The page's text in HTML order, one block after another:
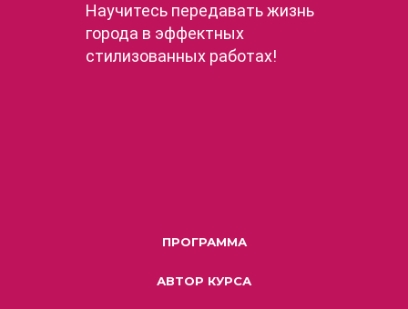
Научитесь передавать жизнь
города в эффектных
стилизованных работах!
ПРОГРАММА
АВТОР КУРСА